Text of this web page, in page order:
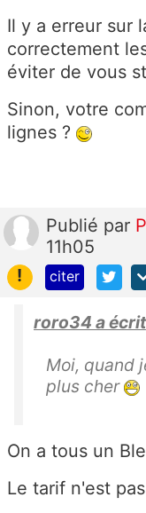
Il y a erreur sur
correctement
éviter de vous
Sinon, votre
lignes ?
Publié par
11h05
!
citer
roro34 a écrit
Moi, quand
plus cher
On a tous un
Le tarif n'est